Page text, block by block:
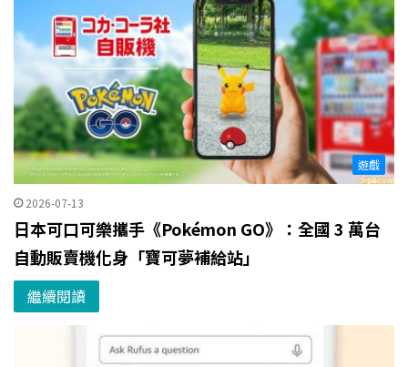
遊戲
2026-07-13
日本可口可樂攜手《Pokémon GO》：全國 3 萬台
自動販賣機化身「寶可夢補給站」
繼續閱讀